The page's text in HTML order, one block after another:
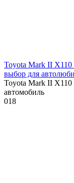
Toyota Mark II
выбор для
Toyota Mark II
автомобиль
018